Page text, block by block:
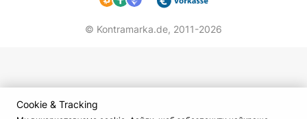
© Kontramarka.de, 2011-2026
Cookie & Tracking